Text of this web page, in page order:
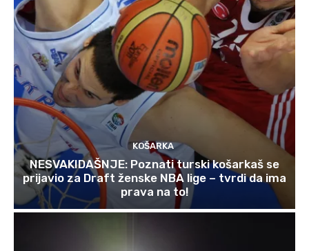
KOŠARKA
NESVAKIDAŠNJE: Poznati turski košarkaš se
prijavio za Draft ženske NBA lige – tvrdi da ima
prava na to!